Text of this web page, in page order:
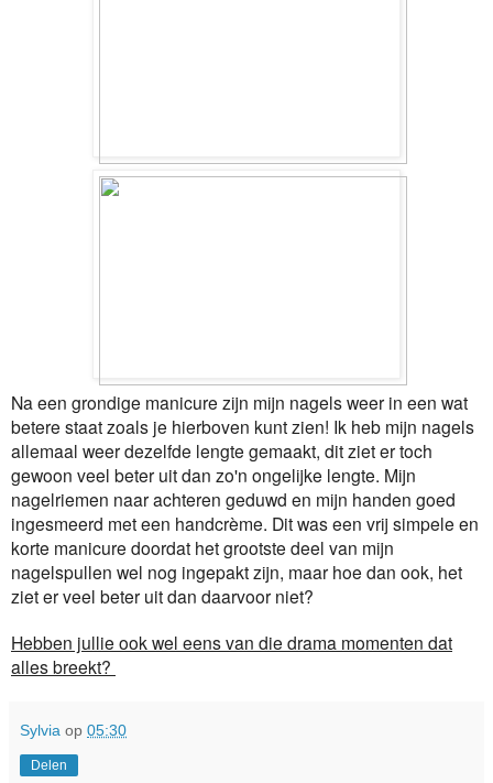
Na een grondige manicure zijn mijn nagels weer in een wat
betere staat zoals je hierboven kunt zien! Ik heb mijn nagels
allemaal weer dezelfde lengte gemaakt, dit ziet er toch
gewoon veel beter uit dan zo'n ongelijke lengte. Mijn
nagelriemen naar achteren geduwd en mijn handen goed
ingesmeerd met een handcrème. Dit was een vrij simpele en
korte manicure doordat het grootste deel van mijn
nagelspullen wel nog ingepakt zijn, maar hoe dan ook, het
ziet er veel beter uit dan daarvoor niet?
Hebben jullie ook wel eens van die drama momenten dat
alles breekt?
Sylvia op 05:30
Delen